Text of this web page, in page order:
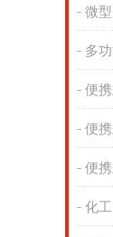
微
多
便
便
便
化